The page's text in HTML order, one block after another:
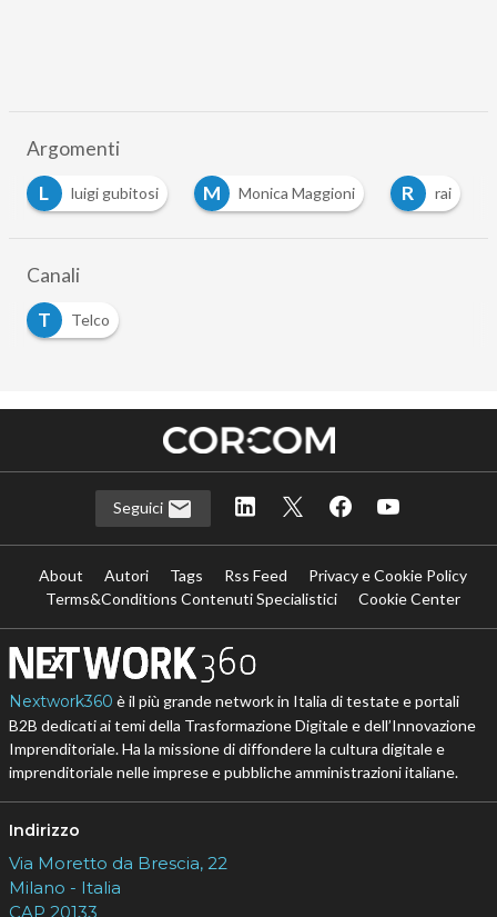
Argomenti
L
luigi gubitosi M Monica Maggioni R rai
Canali
T
Telco
Seguici
About Autori Tags Rss Feed
Privacy e Cookie Policy
Terms&Conditions Contenuti Specialistici
Cookie Center
Nextwork360 è il più grande network in Italia di testate e portali
B2B dedicati ai temi della Trasformazione Digitale e dell’Innovazione
Imprenditoriale. Ha la missione di diffondere la cultura digitale e
imprenditoriale nelle imprese e pubbliche amministrazioni italiane.
Indirizzo
Via Moretto da Brescia, 22
Milano - Italia
CAP 20133